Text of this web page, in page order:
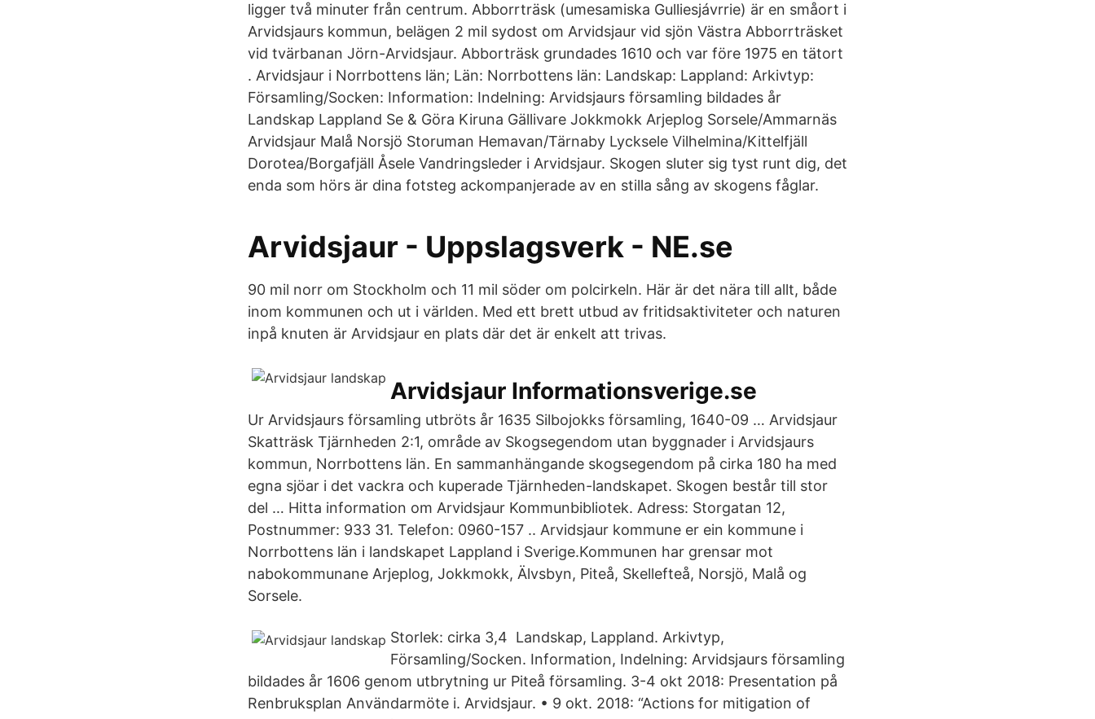
ligger två minuter från centrum. Abborrträsk (umesamiska Gulliesjávrrie) är en småort i
Arvidsjaurs kommun, belägen 2 mil sydost om Arvidsjaur vid sjön Västra Abborrträsket
vid tvärbanan Jörn-Arvidsjaur. Abborträsk grundades 1610 och var före 1975 en tätort
. Arvidsjaur i Norrbottens län; Län: Norrbottens län: Landskap: Lappland: Arkivtyp:
Församling/Socken: Information: Indelning: Arvidsjaurs församling bildades år
Landskap Lappland Se & Göra Kiruna Gällivare Jokkmokk Arjeplog Sorsele/Ammarnäs
Arvidsjaur Malå Norsjö Storuman Hemavan/Tärnaby Lycksele Vilhelmina/Kittelfjäll
Dorotea/Borgafjäll Åsele Vandringsleder i Arvidsjaur. Skogen sluter sig tyst runt dig, det
enda som hörs är dina fotsteg ackompanjerade av en stilla sång av skogens fåglar.
Arvidsjaur - Uppslagsverk - NE.se
90 mil norr om Stockholm och 11 mil söder om polcirkeln. Här är det nära till allt, både
inom kommunen och ut i världen. Med ett brett utbud av fritidsaktiviteter och naturen
inpå knuten är Arvidsjaur en plats där det är enkelt att trivas.
Arvidsjaur Informationsverige.se
Ur Arvidsjaurs församling utbröts år 1635 Silbojokks församling, 1640-09 … Arvidsjaur
Skatträsk Tjärnheden 2:1, område av Skogsegendom utan byggnader i Arvidsjaurs
kommun, Norrbottens län. En sammanhängande skogsegendom på cirka 180 ha med
egna sjöar i det vackra och kuperade Tjärnheden-landskapet. Skogen består till stor
del … Hitta information om Arvidsjaur Kommunbibliotek. Adress: Storgatan 12,
Postnummer: 933 31. Telefon: 0960-157 .. Arvidsjaur kommune er ein kommune i
Norrbottens län i landskapet Lappland i Sverige.Kommunen har grensar mot
nabokommunane Arjeplog, Jokkmokk, Älvsbyn, Piteå, Skellefteå, Norsjö, Malå og
Sorsele.
Storlek: cirka 3,4 Landskap, Lappland. Arkivtyp,
Församling/Socken. Information, Indelning: Arvidsjaurs församling
bildades år 1606 genom utbrytning ur Piteå församling. 3-4 okt 2018: Presentation på
Renbruksplan Användarmöte i. Arvidsjaur. • 9 okt. 2018: “Actions for mitigation of